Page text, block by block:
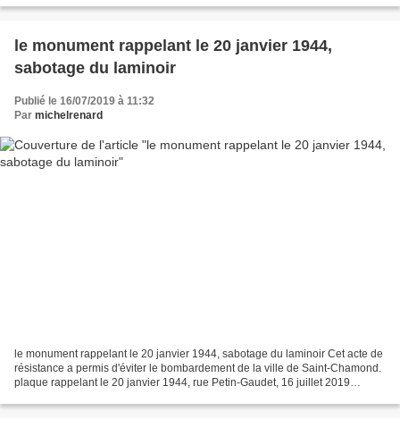
le monument rappelant le 20 janvier 1944,
sabotage du laminoir
Publié le 16/07/2019 à 11:32
Par michelrenard
le monument rappelant le 20 janvier 1944, sabotage du laminoir Cet acte de
résistance a permis d'éviter le bombardement de la ville de Saint-Chamond.
plaque rappelant le 20 janvier 1944, rue Petin-Gaudet, 16 juillet 2019